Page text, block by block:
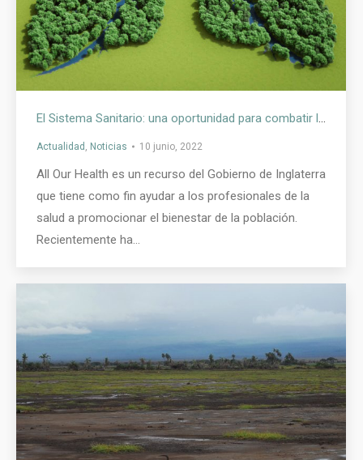
El Sistema Sanitario: una oportunidad para combatir la crisis climática
Actualidad , Noticias 10 junio, 2022
All Our Health es un recurso del Gobierno de Inglaterra
que tiene como fin ayudar a los profesionales de la
salud a promocionar el bienestar de la población.
Recientemente ha…